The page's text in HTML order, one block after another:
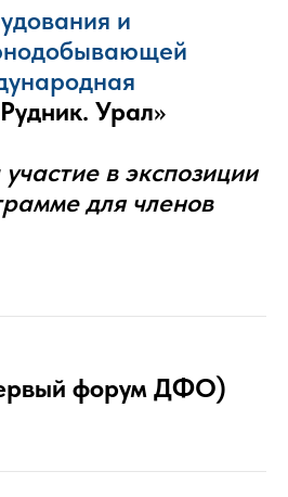
и
Рудник. Урал»
в экспозиции
для членов
форум ДФО)